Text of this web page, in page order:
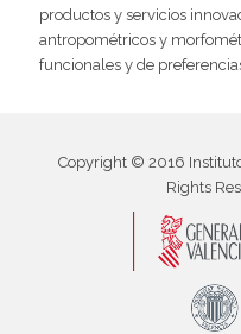
productos y servicios
antropométricos y
funcionales y de
Copyright © 2016
Rights